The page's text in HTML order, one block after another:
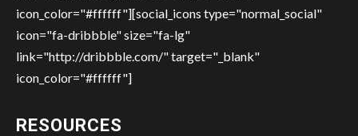
icon_color="#ffffff"][social_icons type="normal_social"
icon="fa-dribbble" size="fa-lg"
link="http://dribbble.com/" target="_blank"
icon_color="#ffffff"]
RESOURCES